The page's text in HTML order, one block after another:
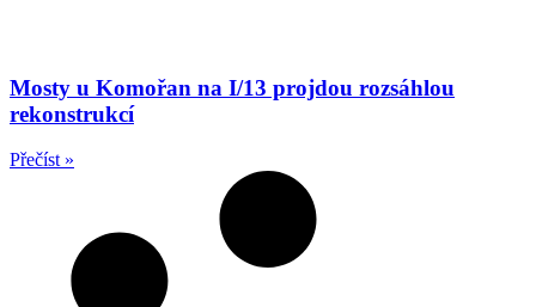
Mosty u Komořan na I/13 projdou rozsáhlou
rekonstrukcí
Přečíst »